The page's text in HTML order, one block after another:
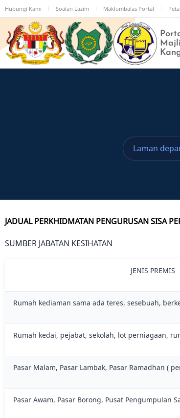
Langkau
ke
kandungan
utama
Hubungi Kami Soalan Lazim Maklumbalas Portal
Laman
JADUAL PERKHIDMATAN PENGURUSAN SISA
SUMBER JABATAN KESIHATAN
JENIS PREMIS
Rumah kediaman sama ada teres, sesebuah,
Rumah kedai, pejabat, sekolah, lot perniagaan,
Pasar Malam, Pasar Lambak, Pasar Ramadhan (
Pasar Awam, Pasar Borong, Pusat Pengumpulan